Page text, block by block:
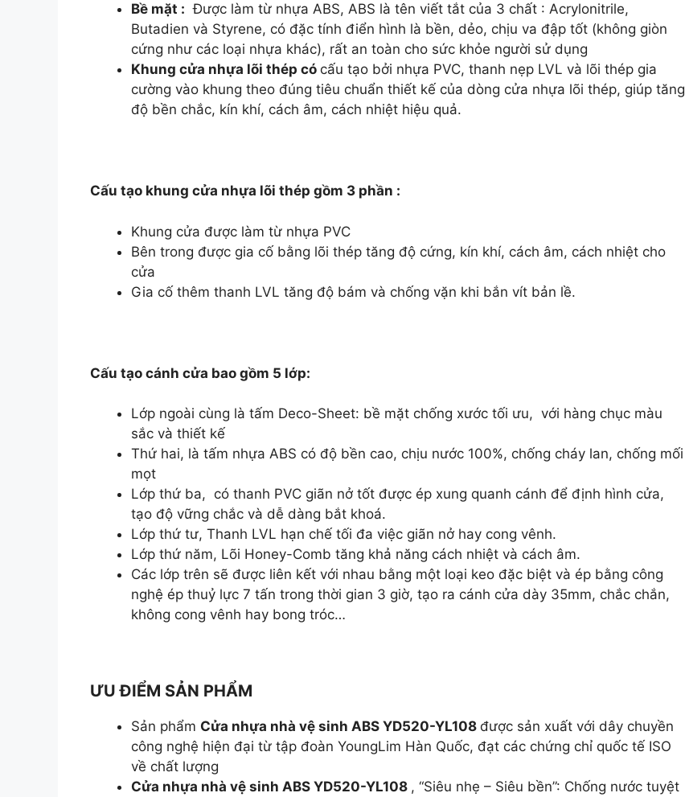
Bề mặt : Được làm từ nhựa ABS, ABS là tên viết tắt của 3 chất : Acrylonitrile,
Butadien và Styrene, có đặc tính điển hình là bền, dẻo, chịu va đập tốt (không giòn
cứng như các loại nhựa khác), rất an toàn cho sức khỏe người sử dụng
Khung cửa nhựa lõi thép có cấu tạo bởi nhựa PVC, thanh nẹp LVL và lõi thép gia
cường vào khung theo đúng tiêu chuẩn thiết kế của dòng cửa nhựa lõi thép, giúp tăng
độ bền chắc, kín khí, cách âm, cách nhiệt hiệu quả.
Cấu tạo khung cửa nhựa lõi thép gồm 3 phần :
Khung cửa được làm từ nhựa PVC
Bên trong được gia cố bằng lõi thép tăng độ cứng, kín khí, cách âm, cách nhiệt cho
cửa
Gia cố thêm thanh LVL tăng độ bám và chống vặn khi bắn vít bản lề.
Cấu tạo cánh cửa bao gồm 5 lớp:
Lớp ngoài cùng là tấm Deco-Sheet: bề mặt chống xước tối ưu, với hàng chục màu
sắc và thiết kế
Thứ hai, là tấm nhựa ABS có độ bền cao, chịu nước 100%, chống cháy lan, chống mối
mọt
Lớp thứ ba, có thanh PVC giãn nở tốt được ép xung quanh cánh để định hình cửa,
tạo độ vững chắc và dễ dàng bắt khoá.
Lớp thứ tư, Thanh LVL hạn chế tối đa việc giãn nở hay cong vênh.
Lớp thứ năm, Lõi Honey-Comb tăng khả năng cách nhiệt và cách âm.
Các lớp trên sẽ được liên kết với nhau bằng một loại keo đặc biệt và ép bằng công
nghệ ép thuỷ lực 7 tấn trong thời gian 3 giờ, tạo ra cánh cửa dày 35mm, chắc chắn,
không cong vênh hay bong tróc…
ƯU ĐIỂM SẢN PHẨM
Sản phẩm Cửa nhựa nhà vệ sinh ABS YD520-YL108 được sản xuất với dây chuyền
công nghệ hiện đại từ tập đoàn YoungLim Hàn Quốc, đạt các chứng chỉ quốc tế ISO
về chất lượng
Cửa nhựa nhà vệ sinh ABS YD520-YL108 , “Siêu nhẹ – Siêu bền”: Chống nước tuyệt